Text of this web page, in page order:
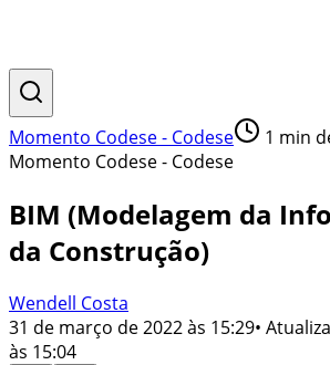
Momento Codese - Codese 1 min
Momento Codese - Codese
BIM (Modelagem da
da Construção)
Wendell Costa
31 de março de 2022 às 15:29•
às 15:04